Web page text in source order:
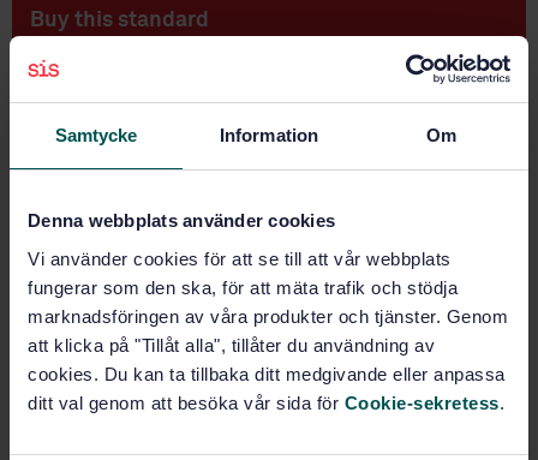
Samtycke Information Om
Denna webbplats använder cookies
Vi använder cookies för att se till att vår webbplats
fungerar som den ska, för att mäta trafik och stödja
marknadsföringen av våra produkter och tjänster. Genom
att klicka på "Tillåt alla", tillåter du användning av
cookies. Du kan ta tillbaka ditt medgivande eller anpassa
ditt val genom att besöka vår sida för Cookie-sekretess.
Buy this standard
STANDARD
Windows and doors - Resistance to repeated opening
and closing - Test method�
Subscribe on standards - Read more
Price:
PDF
Add to cart